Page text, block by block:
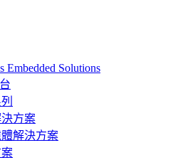
Embedded Solutions
方案
解決方案